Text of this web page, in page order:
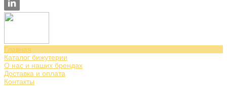
Главная
Каталог бижутерии
О нас и наших брендах
Доставка и оплата
Контакты